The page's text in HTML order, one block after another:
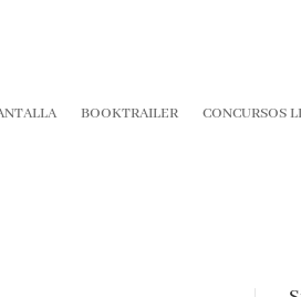
BOOKTRAILER CONCURSOS